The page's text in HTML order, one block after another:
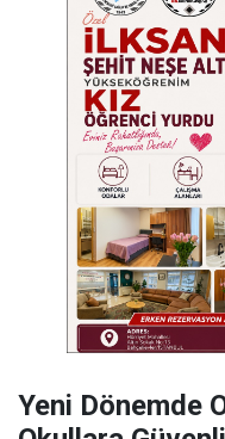
Yeni Dönemde